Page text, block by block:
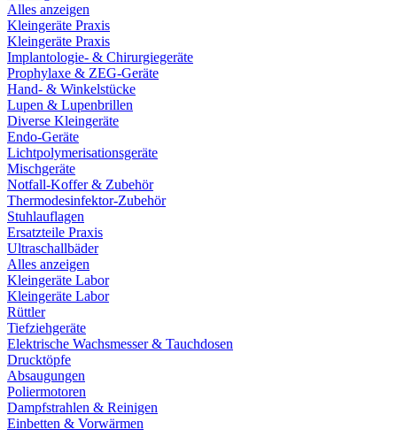
Alles anzeigen
Kleingeräte Praxis
Kleingeräte Praxis
Implantologie- & Chirurgiegeräte
Prophylaxe & ZEG-Geräte
Hand- & Winkelstücke
Lupen & Lupenbrillen
Diverse Kleingeräte
Endo-Geräte
Lichtpolymerisationsgeräte
Mischgeräte
Notfall-Koffer & Zubehör
Thermodesinfektor-Zubehör
Stuhlauflagen
Ersatzteile Praxis
Ultraschallbäder
Alles anzeigen
Kleingeräte Labor
Kleingeräte Labor
Rüttler
Tiefziehgeräte
Elektrische Wachsmesser & Tauchdosen
Drucktöpfe
Absaugungen
Poliermotoren
Dampfstrahlen & Reinigen
Einbetten & Vorwärmen